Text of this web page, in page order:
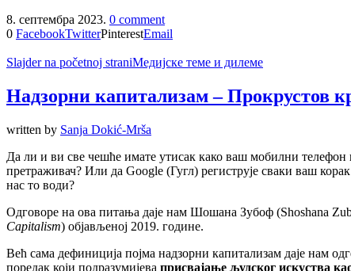
8. септембра 2023. 0 comment
0 FacebookTwitterPinterestEmail
Slajder na početnoj straniМедијске теме и дилеме
Надзорни капитализам – Прокрустов
written by Sanja Dokić-Mrša
Да ли и ви све чешће имате утисак како ваш мобилни телефон
претраживач? Или да Google (Гугл) региструје сваки ваш
нас то води?
Одговоре на ова питања даје нам Шошана Зубоф (Shoshana
Capitalism) објављеној 2019. године.
Већ сама дефиниција појма надзорни капитализам даје нам
поредак који подразумијева присвајање људског искуства